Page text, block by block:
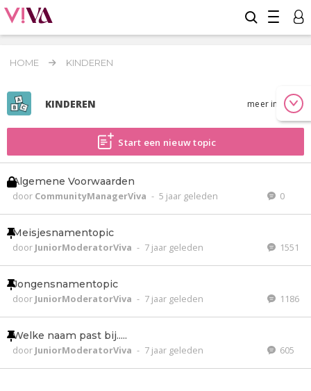
HOME KINDEREN
KINDEREN meer info
Start een nieuw topic
Algemene Voorwaarden
door CommunityManagerViva - 5 jaar geleden 0
Meisjesnamentopic
door JuniorModeratorViva - 7 jaar geleden 1551
Jongensnamentopic
door JuniorModeratorViva - 7 jaar geleden 1186
Welke naam past bij.....
door JuniorModeratorViva - 7 jaar geleden 605